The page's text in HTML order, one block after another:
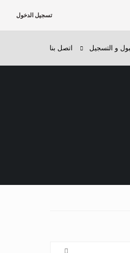
تسجيل الدخول
و التسجيل اتصل بنا